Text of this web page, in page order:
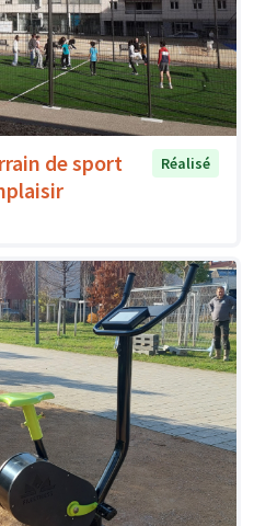
de sport
Réalisé